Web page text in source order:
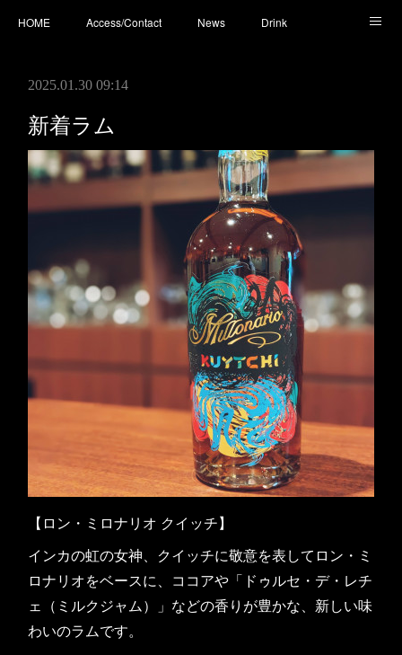
HOME Access/Contact News Drink
2025.01.30 09:14
新着ラム
【ロン・ミロナリオ クイッチ】
インカの虹の女神、クイッチに敬意を表してロン・ミ
ロナリオをベースに、ココアや「ドゥルセ・デ・レチ
ェ（ミルクジャム）」などの香りが豊かな、新しい味
わいのラムです。